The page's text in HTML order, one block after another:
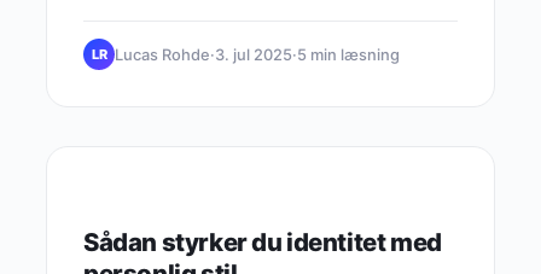
inkluderer tid til taknemmelighed og
strækøvelser. Dernæst fremhæves
farverig og simpel, med fokus på at spise
en varieret kost og sikre tilstrækkelig
LR Lucas Rohde·3. jul 2025·5 min læsning
Sådan styrker du identitet med